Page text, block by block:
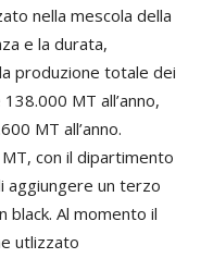
nella mescola della
e la durata,
produzione totale dei
MT all’anno,
MT all’anno.
con il dipartimento
aggiungere un terzo
black. Al momento il
utlizzato